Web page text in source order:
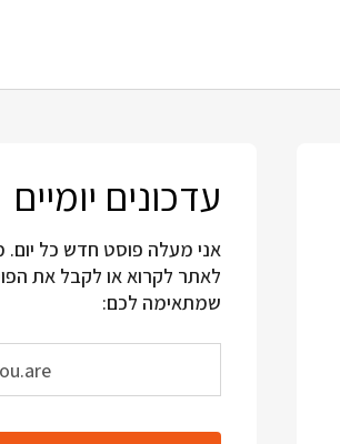
עדכונים יומיים
אני מעלה פוסט חדש כל יום.
לאתר לקרוא או לקבל את
שמתאימה לכם: